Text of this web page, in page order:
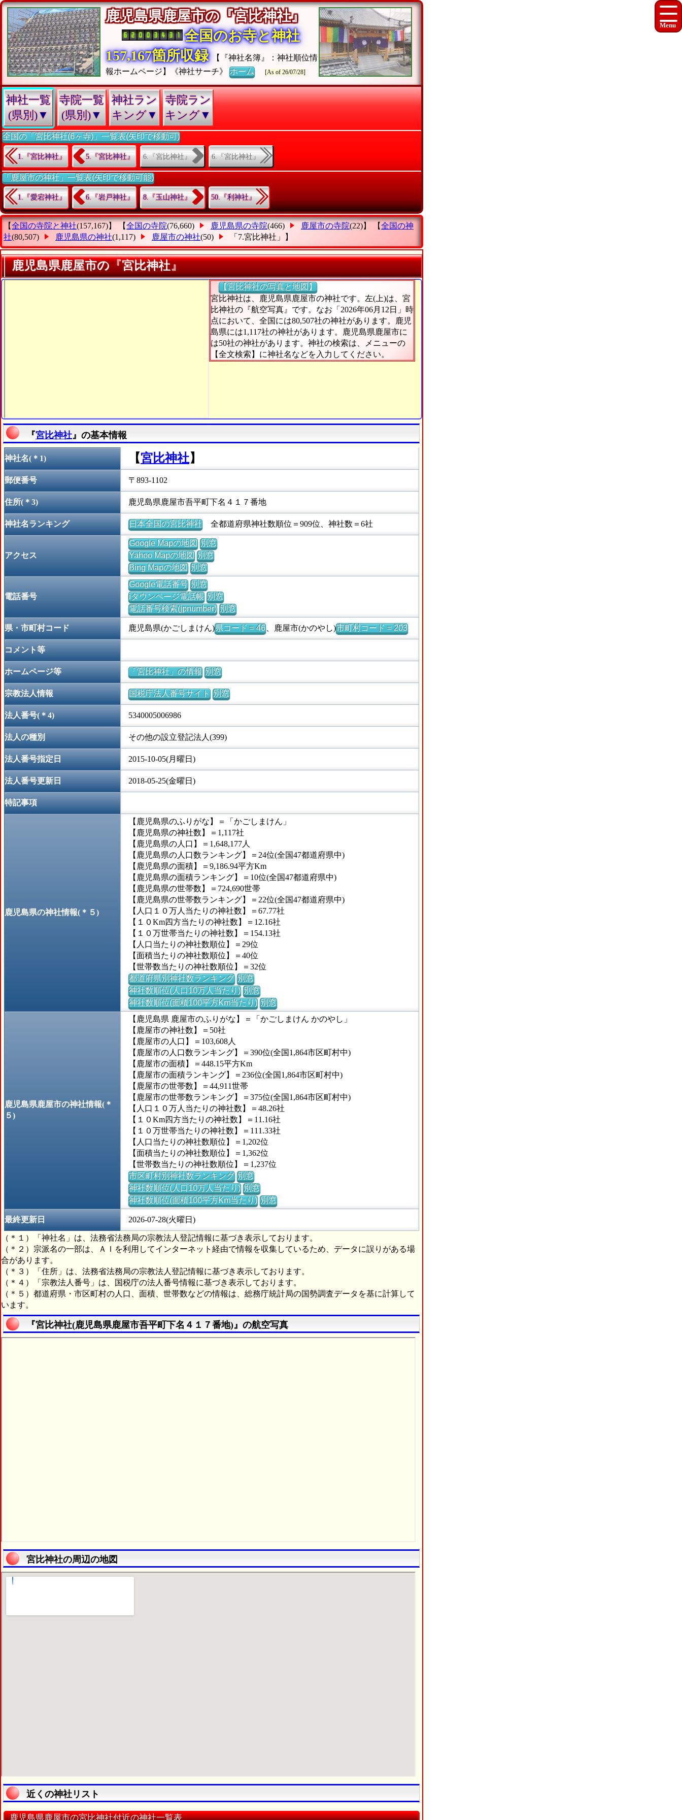
鹿児島県鹿屋市の『宮比神社』
全国のお寺と神社
157,167箇所収録
【『神社名簿』：神社順位情
報ホームページ】《神社サーチ》ホーム [As of 26/07/28]
神社一覧
(県別)▼
寺院一覧
(県別)▼
神社ラン
キング▼
寺院ラン
キング▼
全国の「宮比神社(6ヶ寺)」一覧表(矢印で移動可)
1.『宮比神社』 5.『宮比神社』 6.『宮比神社』 6.『宮比神社』
「鹿屋市の神社」一覧表(矢印で移動可能)
1.『愛宕神社』 6.『岩戸神社』 8.『玉山神社』 50.『利神社』
【全国の寺院と神社(157,167)】 【全国の寺院(76,660) 鹿児島県の寺院(466) 鹿屋市の寺院(22)】 【全国の神
社(80,507) 鹿児島県の神社(1,117) 鹿屋市の神社(50) 「7.宮比神社」 】
鹿児島県鹿屋市の『宮比神社』
【宮比神社の写真と地図】
宮比神社は、鹿児島県鹿屋市の神社です。左(上)は、宮
比神社の『航空写真』です。なお「2026年06月12日」時
点において、全国には80,507社の神社があります。鹿児
島県には1,117社の神社があります。鹿児島県鹿屋市に
は50社の神社があります。神社の検索は、メニューの
【全文検索】に神社名などを入力してください。
『宮比神社 』の基本情報
神社名(＊1) 【宮比神社】
郵便番号 〒893-1102
住所(＊3) 鹿児島県鹿屋市吾平町下名４１７番地
神社名ランキング 日本全国の宮比神社全都道府県神社数順位＝909位、神社数＝6社
アクセス
Google Mapの地図 別窓
Yahoo Mapの地図 別窓
Bing Mapの地図 別窓
電話番号
Google電話番号 別窓
iタウンページ電話帳 別窓
電話番号検索(jpnumber) 別窓
県・市町村コード 鹿児島県(かごしまけん)県コード = 46、鹿屋市(かのやし)市町村コード = 203
コメント等
ホームページ等 「宮比神社」の情報 別窓
宗教法人情報 国税庁法人番号サイト 別窓
法人番号(＊4) 5340005006986
法人の種別 その他の設立登記法人(399)
法人番号指定日 2015-10-05(月曜日)
法人番号更新日 2018-05-25(金曜日)
特記事項
鹿児島県の神社情報(＊５)
【鹿児島県のふりがな】＝「かごしまけん」
【鹿児島県の神社数】＝1,117社
【鹿児島県の人口】＝1,648,177人
【鹿児島県の人口数ランキング】＝24位(全国47都道府県中)
【鹿児島県の面積】＝9,186.94平方Km
【鹿児島県の面積ランキング】＝10位(全国47都道府県中)
【鹿児島県の世帯数】＝724,690世帯
【鹿児島県の世帯数ランキング】＝22位(全国47都道府県中)
【人口１０万人当たりの神社数】＝67.77社
【１０Km四方当たりの神社数】＝12.16社
【１０万世帯当たりの神社数】＝154.13社
【人口当たりの神社数順位】＝29位
【面積当たりの神社数順位】＝40位
【世帯数当たりの神社数順位】＝32位
都道府県別神社数ランキング 別窓
神社数順位(人口10万人当たり) 別窓
神社数順位(面積100平方Km当たり) 別窓
鹿児島県鹿屋市の神社情報(＊
５)
【鹿児島県 鹿屋市のふりがな】＝「かごしまけん かのやし」
【鹿屋市の神社数】＝50社
【鹿屋市の人口】＝103,608人
【鹿屋市の人口数ランキング】＝390位(全国1,864市区町村中)
【鹿屋市の面積】＝448.15平方Km
【鹿屋市の面積ランキング】＝236位(全国1,864市区町村中)
【鹿屋市の世帯数】＝44,911世帯
【鹿屋市の世帯数ランキング】＝375位(全国1,864市区町村中)
【人口１０万人当たりの神社数】＝48.26社
【１０Km四方当たりの神社数】＝11.16社
【１０万世帯当たりの神社数】＝111.33社
【人口当たりの神社数順位】＝1,202位
【面積当たりの神社数順位】＝1,362位
【世帯数当たりの神社数順位】＝1,237位
市区町村別神社数ランキング 別窓
神社数順位(人口10万人当たり) 別窓
神社数順位(面積100平方Km当たり) 別窓
最終更新日 2026-07-28(火曜日)
（＊１）「神社名」は、法務省法務局の宗教法人登記情報に基づき表示しております。
（＊２）宗派名の一部は、ＡＩを利用してインターネット経由で情報を収集しているため、データに誤りがある場
合があります。
（＊３）「住所」は、法務省法務局の宗教法人登記情報に基づき表示しております。
（＊４）「宗教法人番号」は、国税庁の法人番号情報に基づき表示しております。
（＊５）都道府県・市区町村の人口、面積、世帯数などの情報は、総務庁統計局の国勢調査データを基に計算して
います。
『宮比神社(鹿児島県鹿屋市吾平町下名４１７番地)』の航空写真
宮比神社の周辺の地図
近くの神社リスト
鹿児島県鹿屋市の宮比神社付近の神社一覧表